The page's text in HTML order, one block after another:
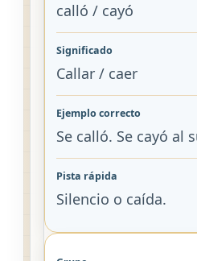
calló / cayó
Callar / caer
Se calló. Se cayó al
Silencio o caída.